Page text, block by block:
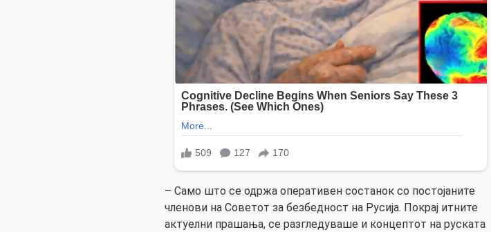
– Само што се одржа оперативен состанок со постојаните
членови на Советот за безбедност на Русија. Покрај итните
актуелни прашања, се разгледуваше и концептот на руската